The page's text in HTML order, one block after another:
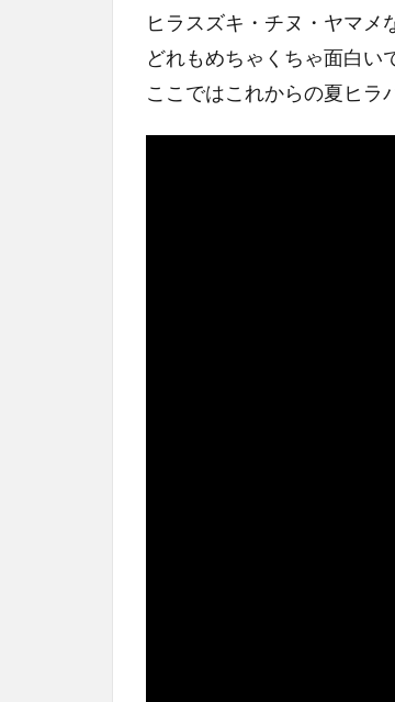
ヒラスズキ・チヌ・ヤマメ
どれもめちゃくちゃ面白い
ここではこれからの夏ヒラ